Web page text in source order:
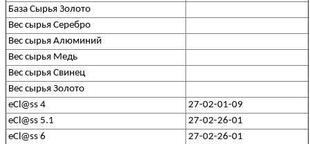
База Сырья Золото
Вес сырья Серебро
Вес сырья Алюминий
Вес сырья Медь
Вес сырья Свинец
Вес сырья Золото
eCl@ss 4
27-02-01-09
eCl@ss 5.1
27-02-26-01
eCl@ss 6
27-02-26-01